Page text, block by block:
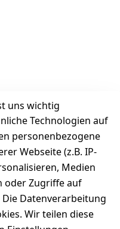
uns wichtig
Technologien auf
personenbezogene
Webseite (z.B. IP-
Medien
oder Zugriffe auf
Datenverarbeitung
Wir teilen diese
&
+49
selected-lights
selected-